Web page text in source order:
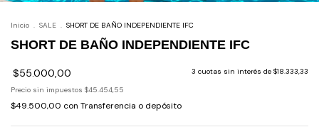
Inicio . SALE . SHORT DE BAÑO INDEPENDIENTE IFC
SHORT DE BAÑO INDEPENDIENTE IFC
$55.000,00 3 cuotas sin interés de $18.333,33
Precio sin impuestos $45.454,55
$49.500,00 con Transferencia o depósito